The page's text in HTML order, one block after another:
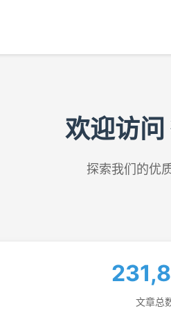
欢迎访
探索我们的优
文章总